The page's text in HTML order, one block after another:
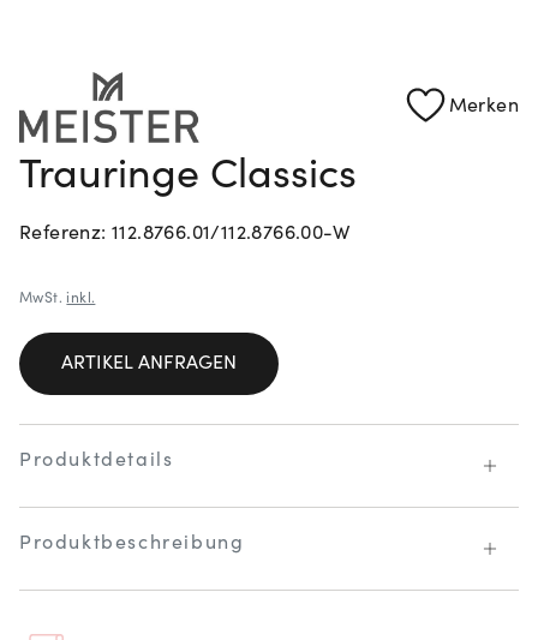
Merken
Trauringe Classics
Referenz: 112.8766.01/112.8766.00-W
MwSt. inkl.
ARTIKEL ANFRAGEN
Produktdetails
Produktbeschreibung